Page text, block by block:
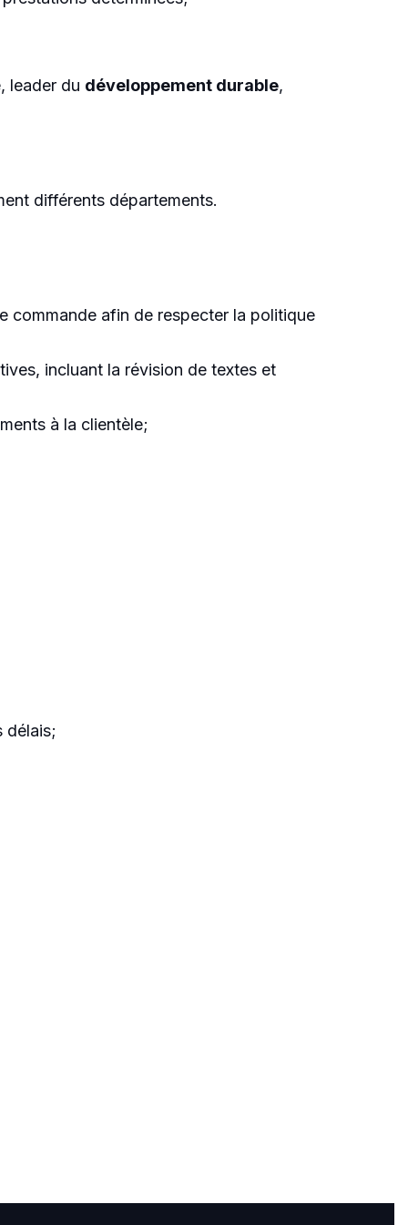
leader du développement durable,
différents départements.
commande afin de respecter la politique
incluant la révision de textes et
à la clientèle;
délais;